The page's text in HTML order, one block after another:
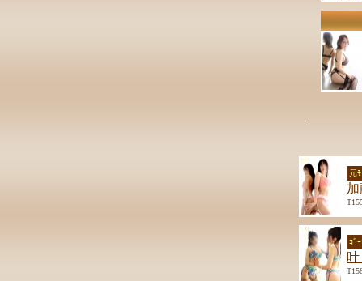
元
ｺﾞ